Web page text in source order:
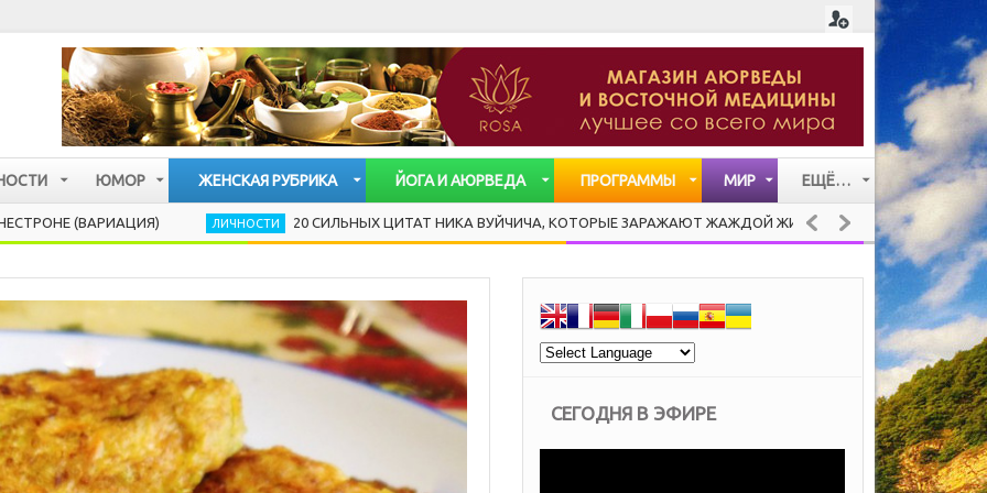
ЮМОР
ЖЕНСКАЯ РУБРИКА
ЙОГА И АЮРВЕДА
ПРОГРАММЫ МИР ЕЩЁ…
СТАТЬИ
ЛИЧНОСТИ 20 СИЛЬНЫХ ЦИТАТ НИКА ВУЙЧИЧА, КОТОРЫЕ ЗАРАЖАЮТ ЖАЖДОЙ ЖИЗНИ ЗДОРОВАЯ КУХНЯ
СЕГОДНЯ В ЭФИРЕ